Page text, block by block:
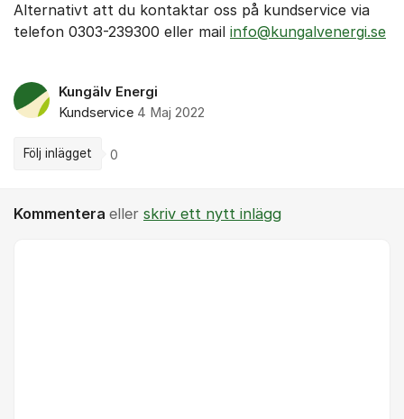
Alternativt att du kontaktar oss på kundservice via
telefon 0303-239300 eller mail info@kungalvenergi.se
Kungälv Energi
Kundservice 4 Maj 2022
Följ inlägget 0
Kommentera eller skriv ett nytt inlägg